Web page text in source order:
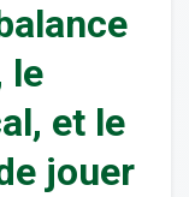
le
et le
jouer